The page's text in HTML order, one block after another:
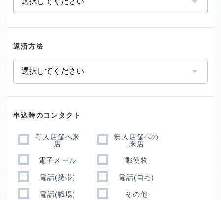
返済方法
申込時のコンタクト
有人店舗へ来
店
無人店舗への
来店
電子メール 郵便物
電話(携帯) 電話(自宅)
電話(職場)
その他